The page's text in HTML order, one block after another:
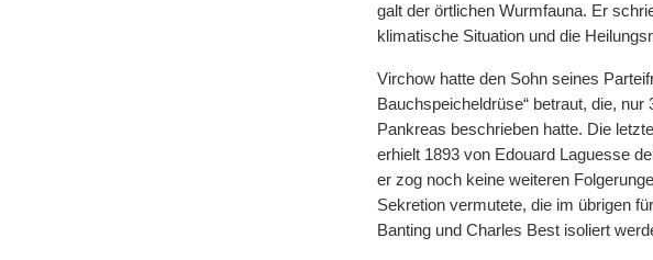
galt der örtlichen Wurmfauna. Er
klimatische Situation und die
Virchow hatte den Sohn seines
Bauchspeicheldrüse“ betraut, die,
Pankreas beschrieben hatte. Die
erhielt 1893 von Edouard Laguesse
er zog noch keine weiteren
Sekretion vermutete, die im übrigen
Banting und Charles Best isoliert